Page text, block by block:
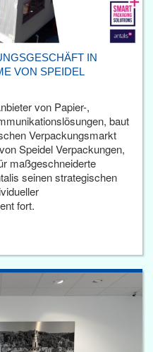
IN
VON SPEIDEL
von Papier-,
baut
Verpackungsmarkt
Speidel Verpackungen,
maßgeschneiderte
seinen strategischen
fort.